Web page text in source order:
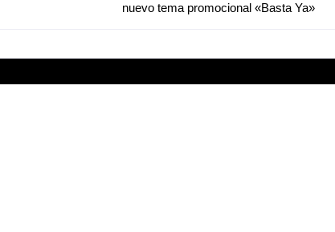
nuevo tema promocional «Basta Ya»